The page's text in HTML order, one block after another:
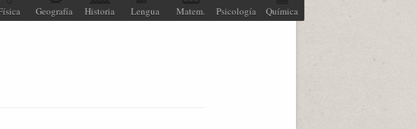
Geografía Historia Lengua Matem. Psicología Química